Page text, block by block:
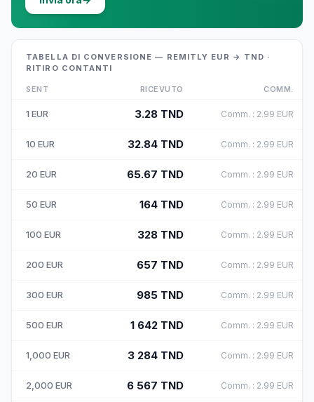
TABELLA DI CONVERSIONE — REMITLY EUR → TND ·
RITIRO CONTANTI
SENT RICEVUTO COMM.
1 EUR 3.28 TND Comm. : 2.99 EUR
10 EUR 32.84 TND Comm. : 2.99 EUR
20 EUR 65.67 TND Comm. : 2.99 EUR
50 EUR 164 TND Comm. : 2.99 EUR
100 EUR 328 TND Comm. : 2.99 EUR
200 EUR 657 TND Comm. : 2.99 EUR
300 EUR 985 TND Comm. : 2.99 EUR
500 EUR 1 642 TND Comm. : 2.99 EUR
1,000 EUR 3 284 TND Comm. : 2.99 EUR
2,000 EUR 6 567 TND Comm. : 2.99 EUR